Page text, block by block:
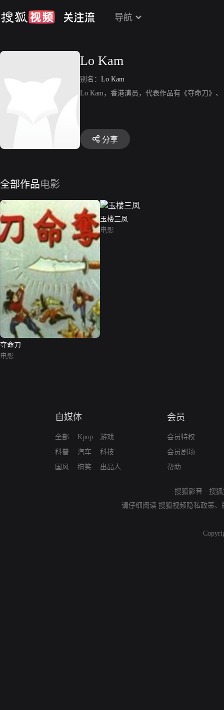
导航
Lo Kam
别名： Lo Kam
Lo Kam，香港演员，代表作品有《夺命刀》
分享
全部作品电影
夺命刀
电影
玉楼三凤
电影
自媒体
全部
科普
国风
Kpop
汽车
搞笑
游戏
科技
出品人
会员
会员特权
会员剧场
帮助
搜狐影音 - 搜
请仔细阅读 搜狐视频隐私政策、